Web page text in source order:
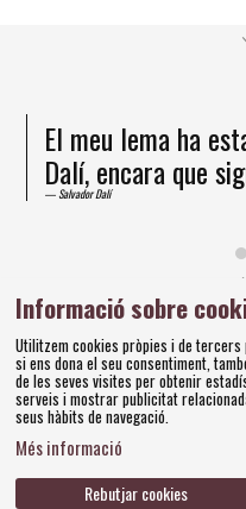
El meu lema ha
Dalí, encara que
Salvador Dalí
Amics dels Museus Dalí |
Figueres
Tel. 972 677 520 |
Sitemap Avís Legal
Informació sobre
Utilitzem cookies pròpies i de
si ens dona el seu consentiment,
de les seves visites per obtenir
serveis i mostrar publicitat
seus hàbits de navegació.
Més informació
Rebutjar cookies